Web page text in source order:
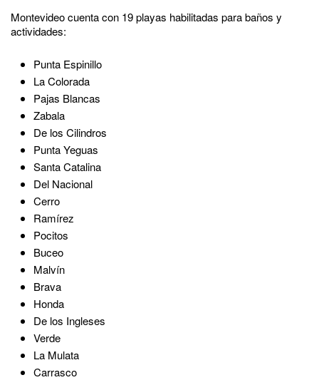
Montevideo cuenta con 19 playas habilitadas para baños y
actividades:
Punta Espinillo
La Colorada
Pajas Blancas
Zabala
De los Cilindros
Punta Yeguas
Santa Catalina
Del Nacional
Cerro
Ramírez
Pocitos
Buceo
Malvín
Brava
Honda
De los Ingleses
Verde
La Mulata
Carrasco